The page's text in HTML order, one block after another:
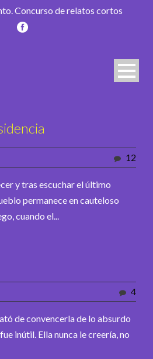
Concurso de relatos cortos
12
y tras escuchar el último
permanece en cauteloso
cuando el...
4
de convencerla de lo absurdo
inútil. Ella nunca le creería, no